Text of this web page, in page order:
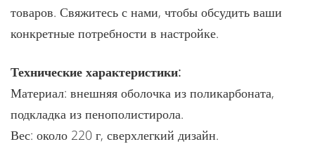
товаров. Свяжитесь с нами, чтобы обсудить ваши
конкретные потребности в настройке.
Технические характеристики:
Материал: внешняя оболочка из поликарбоната,
подкладка из пенополистирола.
Вес: около 220 г, сверхлегкий дизайн.